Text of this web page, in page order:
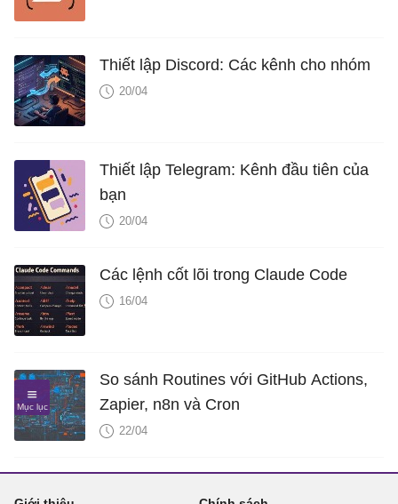
Thiết lập Discord: Các kênh cho nhóm
20/04
Thiết lập Telegram: Kênh đầu tiên của
bạn
20/04
Các lệnh cốt lõi trong Claude Code
16/04
So sánh Routines với GitHub Actions,
Zapier, n8n và Cron
22/04